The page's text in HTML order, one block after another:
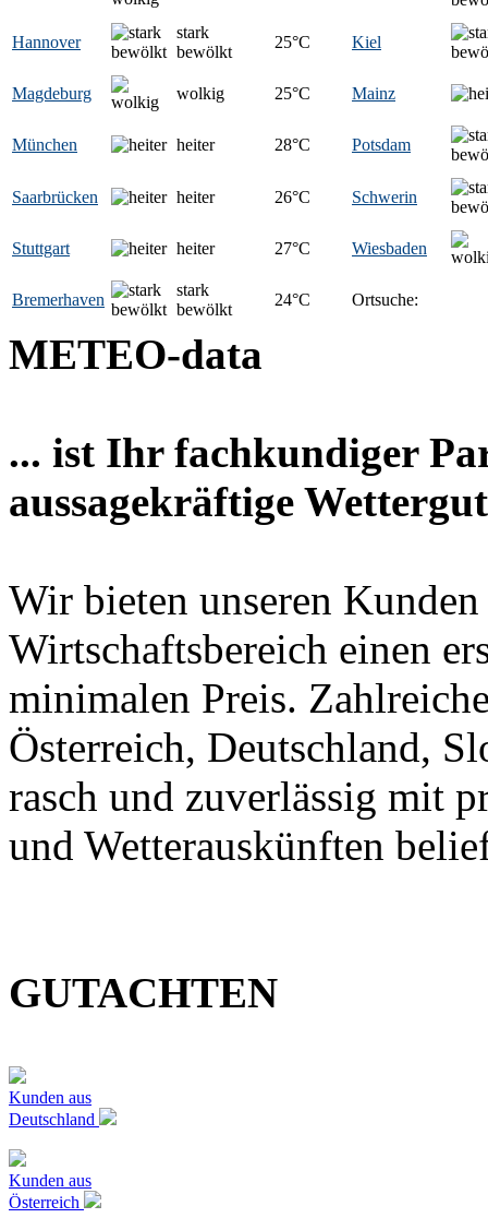
Hannover
stark
bewölkt
25°C Kiel
Magdeburg wolkig 25°C Mainz
München heiter 28°C Potsdam
Saarbrücken heiter 26°C Schwerin
Stuttgart heiter 27°C Wiesbaden
Bremerhaven
stark
bewölkt
24°C Ortsuche:
METEO-data
... ist Ihr fachkundiger
aussagekräftige
Wir bieten unseren
Wirtschaftsbereich einen
minimalen Preis.
Österreich, Deutschland,
rasch und zuverlässig mit
und Wetterauskünften
GUTACHTEN
Kunden aus
Deutschland
Kunden aus
Österreich